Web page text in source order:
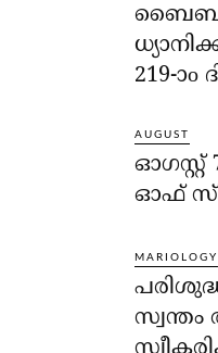
219-ാo
AUGUST
ഓഫ്
MARIOLOGY